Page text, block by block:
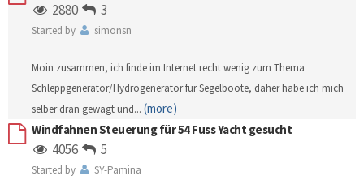
2880 3
Started by simonsn
Moin zusammen, ich finde im Internet recht wenig zum Thema
Schleppgenerator/Hydrogenerator für Segelboote, daher habe ich mich
selber dran gewagt und... (more)
Windfahnen Steuerung für 54 Fuss Yacht gesucht
4056 5
Started by SY-Pamina